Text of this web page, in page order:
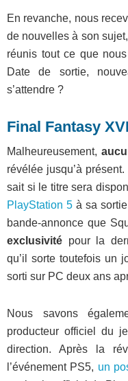
En revanche, nous
de nouvelles à son
réunis tout ce que
Date de sortie,
s’attendre ?
Final Fantasy
Malheureusement,
révélée jusqu’à
sait si le titre sera
PlayStation 5à sa sortie
bande-annonce que
exclusivité pour la
qu’il sorte toutefois un
sorti sur PC deux ans
Nous savons
producteur officiel du
direction. Après la
l’événement PS5, un